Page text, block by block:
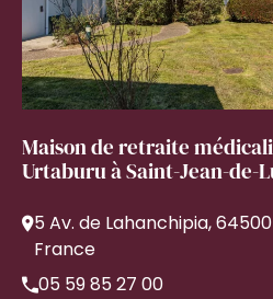
Maison de retraite
Urtaburu à Saint-Jean-de-
5 Av. de Lahanchipia,
France
05 59 85 27 00